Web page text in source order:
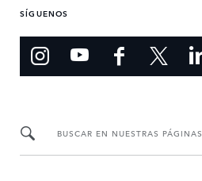
SÍGUENOS
BUSCAR EN NUESTRAS PÁGINAS